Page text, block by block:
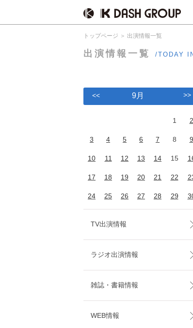
トップページ 出演情報一覧
出演情報一覧 /TODAY
<< 9月 >>
1 2
3 4 5 6 7 8 9
10 11 12 13 14 15
17 18 19 20 21 22
24 25 26 27 28 29
TV出演情報
ラジオ出演情報
雑誌・書籍情報
WEB情報